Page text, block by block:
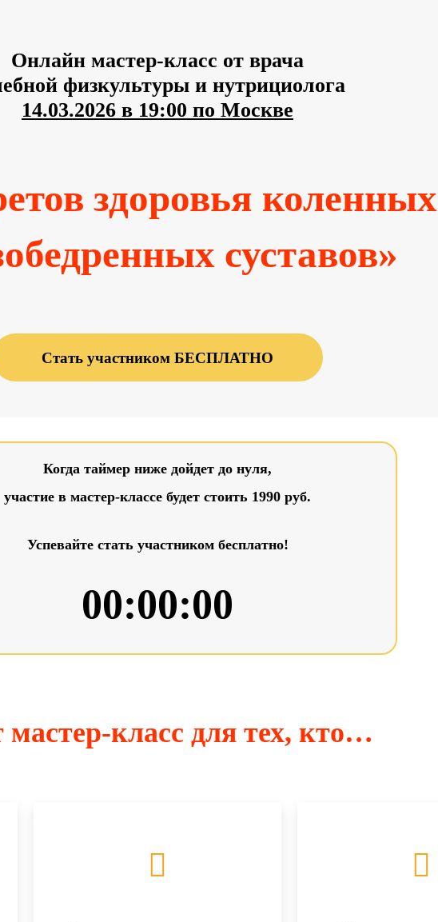
Онлайн мастер-класс от врача
физкультуры и нутрициолога
14.03.2026 в 19:00 по Москве
здоровья коленных
суставов»
Стать участником БЕСПЛАТНО
Когда таймер ниже дойдет до нуля,
участие в мастер-классе будет стоить 1990 руб.
Успевайте стать участником бесплатно!
00:00:00
мастер-класс для тех, кто…